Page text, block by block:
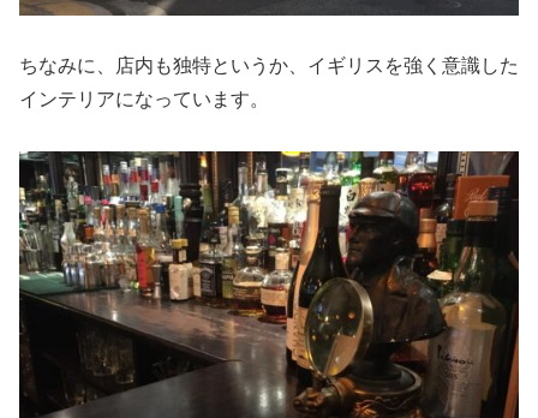
ちなみに、店内も独特というか、イギリスを強く意識した
インテリアになっています。